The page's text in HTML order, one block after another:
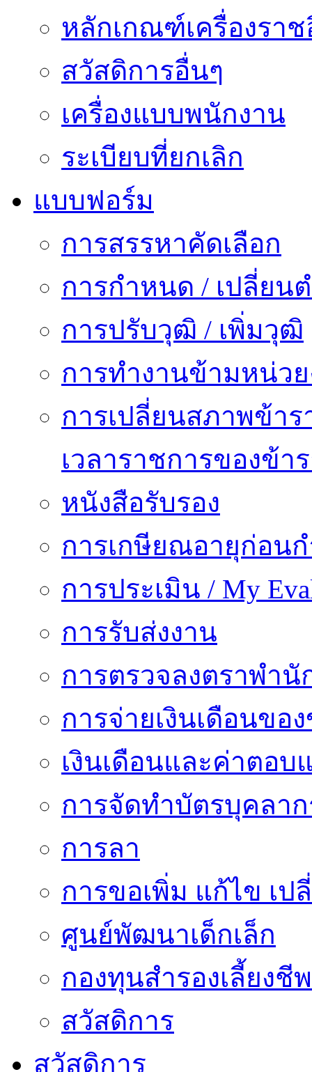
หลักเกณฑ์เครื่องรา
สวัสดิการอื่นๆ
เครื่องแบบพนักงาน
ระเบียบที่ยกเลิก
แบบฟอร์ม
การสรรหาคัดเลือก
การกำหนด / เปลี่ยน
การปรับวุฒิ / เพิ่มวุฒิ
การทำงานข้ามหน่ว
การเปลี่ยนสภาพข้า
เวลาราชการของข้า
หนังสือรับรอง
การเกษียณอายุก่อน
การประเมิน / My
การรับส่งงาน
การตรวจลงตราพำ
การจ่ายเงินเดือนขอ
เงินเดือนและค่าตอบ
การจัดทำบัตรบุคลา
การลา
การขอเพิ่ม แก้ไข เ
ศูนย์พัฒนาเด็กเล็ก
กองทุนสำรองเลี้ยงชีพ
สวัสดิการ
สวัสดิการ